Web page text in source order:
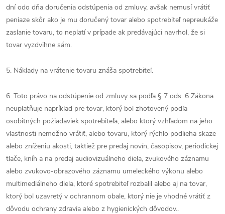
dní odo dňa doručenia odstúpenia od zmluvy, avšak nemusí vrátiť
peniaze skôr ako je mu doručený tovar alebo spotrebiteľ nepreukáže
zaslanie tovaru, to neplatí v prípade ak predávajúci navrhol, že si
tovar vyzdvihne sám.
5. Náklady na vrátenie tovaru znáša spotrebiteľ.
6. Toto právo na odstúpenie od zmluvy sa podľa § 7 ods. 6 Zákona
neuplatňuje napríklad pre tovar, ktorý bol zhotovený podľa
osobitných požiadaviek spotrebiteľa, alebo ktorý vzhľadom na jeho
vlastnosti nemožno vrátiť, alebo tovaru, ktorý rýchlo podlieha skaze
alebo zníženiu akosti, taktiež pre predaj novín, časopisov, periodickej
tlače, kníh a na predaj audiovizuálneho diela, zvukového záznamu
alebo zvukovo-obrazového záznamu umeleckého výkonu alebo
multimediálneho diela, ktoré spotrebiteľ rozbalil alebo aj na tovar,
ktorý bol uzavretý v ochrannom obale, ktorý nie je vhodné vrátiť z
dôvodu ochrany zdravia alebo z hygienických dôvodov..